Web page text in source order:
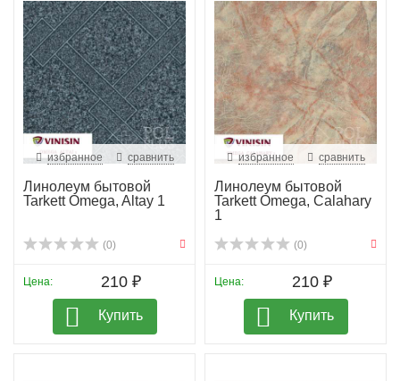
избранное сравнить
Линолеум бытовой
Tarkett Omega, Altay 1
(0)
Цена: 210 ₽
Купить
избранное сравнить
Линолеум бытовой
Tarkett Omega, Calahary
1
(0)
Цена: 210 ₽
Купить